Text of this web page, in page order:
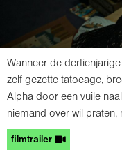
Wanneer de
zelf gezette tatoeage,
Alpha door een vuile
niemand over wil
filmtrailer